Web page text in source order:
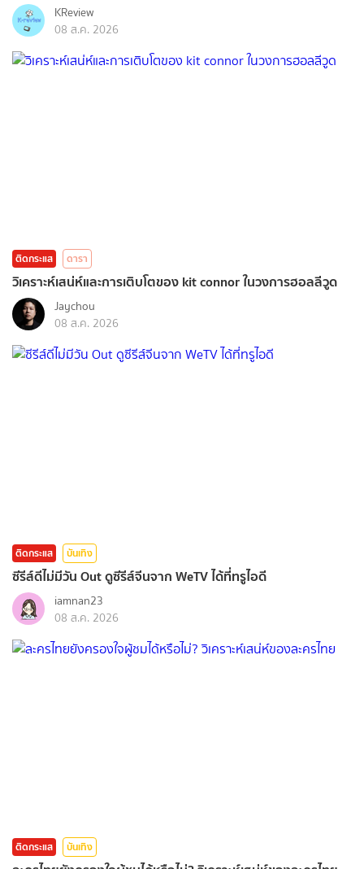
KReview
08 ส.ค. 2026
ติดกระแส ดารา
วิเคราะห์เสน่ห์และการเติบโตของ kit connor ในวงการฮอลลีวูด
Jaychou
08 ส.ค. 2026
ติดกระแส บันเทิง
ซีรีส์ดีไม่มีวัน Out ดูซีรีส์จีนจาก WeTV ได้ที่ทรูไอดี
iamnan23
08 ส.ค. 2026
ติดกระแส บันเทิง